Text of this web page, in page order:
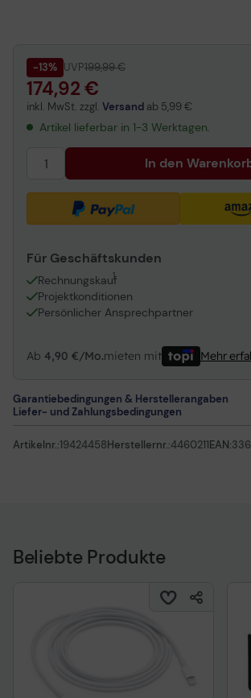
-13% UVP199,99 €
174,92 €
inkl. MwSt. zzgl. Versand ab 5,99 €
Artikel lieferbar in 1-3 Werktagen.
In den
Für Geschäftskunden
Rechnungskauf
1
Projektkonditionen
Persönlicher Ansprechpartner
Ab 4,90 €/Mo.mieten mit Mehr
Garantiebedingungen & Herstellerangaben
Liefer- und Zahlungsbedingungen
Artikelnr.:19424458Herstellernr.:4460211EAN:
Beliebte Produkte